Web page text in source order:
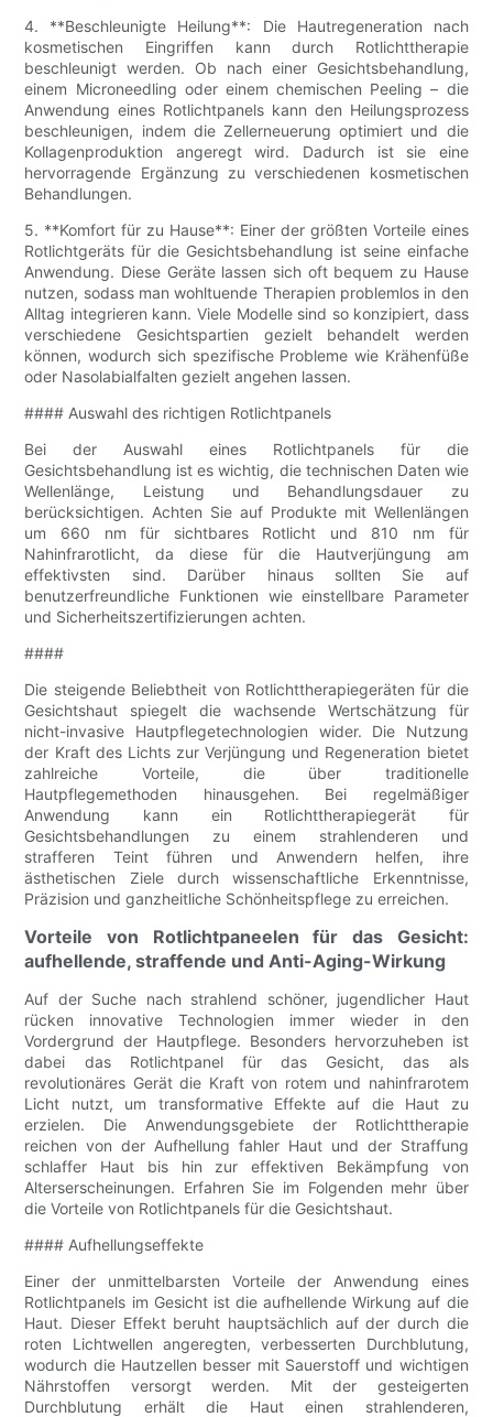
4. **Beschleunigte Heilung**: Die Hautregeneration nach
kosmetischen Eingriffen kann durch Rotlichttherapie
beschleunigt werden. Ob nach einer Gesichtsbehandlung,
einem Microneedling oder einem chemischen Peeling – die
Anwendung eines Rotlichtpanels kann den Heilungsprozess
beschleunigen, indem die Zellerneuerung optimiert und die
Kollagenproduktion angeregt wird. Dadurch ist sie eine
hervorragende Ergänzung zu verschiedenen kosmetischen
Behandlungen.
5. **Komfort für zu Hause**: Einer der größten Vorteile eines
Rotlichtgeräts für die Gesichtsbehandlung ist seine einfache
Anwendung. Diese Geräte lassen sich oft bequem zu Hause
nutzen, sodass man wohltuende Therapien problemlos in den
Alltag integrieren kann. Viele Modelle sind so konzipiert, dass
verschiedene Gesichtspartien gezielt behandelt werden
können, wodurch sich spezifische Probleme wie Krähenfüße
oder Nasolabialfalten gezielt angehen lassen.
#### Auswahl des richtigen Rotlichtpanels
Bei der Auswahl eines Rotlichtpanels für die
Gesichtsbehandlung ist es wichtig, die technischen Daten wie
Wellenlänge, Leistung und Behandlungsdauer zu
berücksichtigen. Achten Sie auf Produkte mit Wellenlängen
um 660 nm für sichtbares Rotlicht und 810 nm für
Nahinfrarotlicht, da diese für die Hautverjüngung am
effektivsten sind. Darüber hinaus sollten Sie auf
benutzerfreundliche Funktionen wie einstellbare Parameter
und Sicherheitszertifizierungen achten.
####
Die steigende Beliebtheit von Rotlichttherapiegeräten für die
Gesichtshaut spiegelt die wachsende Wertschätzung für
nicht-invasive Hautpflegetechnologien wider. Die Nutzung
der Kraft des Lichts zur Verjüngung und Regeneration bietet
zahlreiche Vorteile, die über traditionelle
Hautpflegemethoden hinausgehen. Bei regelmäßiger
Anwendung kann ein Rotlichttherapiegerät für
Gesichtsbehandlungen zu einem strahlenderen und
strafferen Teint führen und Anwendern helfen, ihre
ästhetischen Ziele durch wissenschaftliche Erkenntnisse,
Präzision und ganzheitliche Schönheitspflege zu erreichen.
Vorteile von Rotlichtpaneelen für das Gesicht:
aufhellende, straffende und Anti-Aging-Wirkung
Auf der Suche nach strahlend schöner, jugendlicher Haut
rücken innovative Technologien immer wieder in den
Vordergrund der Hautpflege. Besonders hervorzuheben ist
dabei das Rotlichtpanel für das Gesicht, das als
revolutionäres Gerät die Kraft von rotem und nahinfrarotem
Licht nutzt, um transformative Effekte auf die Haut zu
erzielen. Die Anwendungsgebiete der Rotlichttherapie
reichen von der Aufhellung fahler Haut und der Straffung
schlaffer Haut bis hin zur effektiven Bekämpfung von
Alterserscheinungen. Erfahren Sie im Folgenden mehr über
die Vorteile von Rotlichtpanels für die Gesichtshaut.
#### Aufhellungseffekte
Einer der unmittelbarsten Vorteile der Anwendung eines
Rotlichtpanels im Gesicht ist die aufhellende Wirkung auf die
Haut. Dieser Effekt beruht hauptsächlich auf der durch die
roten Lichtwellen angeregten, verbesserten Durchblutung,
wodurch die Hautzellen besser mit Sauerstoff und wichtigen
Nährstoffen versorgt werden. Mit der gesteigerten
Durchblutung erhält die Haut einen strahlenderen,